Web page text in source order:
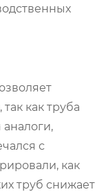
как труба
с
как
труб снижает